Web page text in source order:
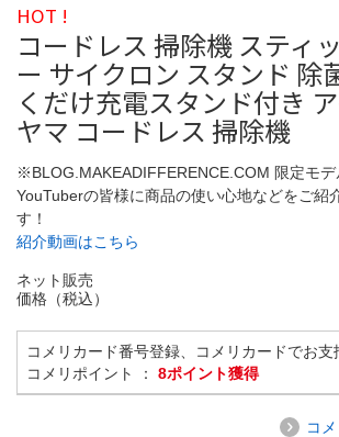
HOT !
コードレス 掃除機 スティ
ー サイクロン スタンド 除
くだけ充電スタンド付き
ヤマ コードレス 掃除機
※BLOG.MAKEADIFFERENCE.COM 限定モデ
YouTuberの皆様に商品の使い心地などをご紹
す！
紹介動画はこちら
ネット販売
価格（税込）
コメリカード番号登録、コメリカードでお支
コメリポイント ： 8ポイント獲得
コ